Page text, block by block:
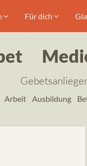
Für dich
Arbeit Ausbildung